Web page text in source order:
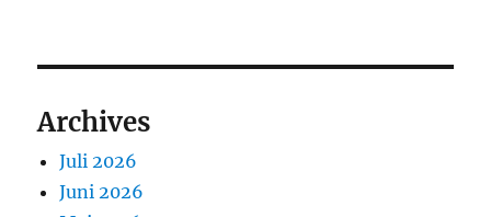
Archives
Juli 2026
Juni 2026